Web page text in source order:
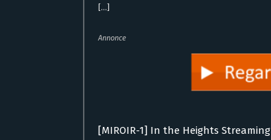
[...]
Annonce
[MIROIR-1] In the Heights Streaming